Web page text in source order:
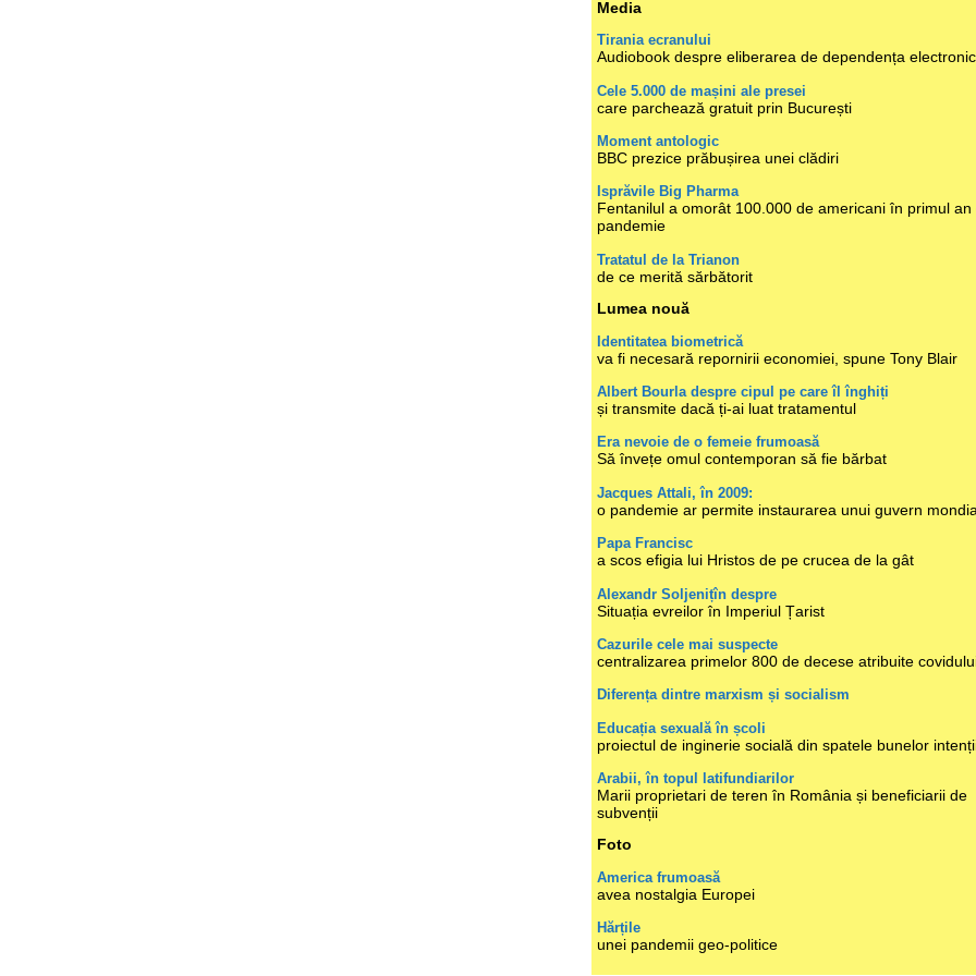
Media
Tirania ecranului
Audiobook despre eliberarea de dependența
Cele 5.000 de mașini ale presei
care parchează gratuit prin București
Moment antologic
BBC prezice prăbușirea unei clădiri
Isprăvile Big Pharma
Fentanilul a omorât 100.000 de americani în primul an
pandemie
Tratatul de la Trianon
de ce merită sărbătorit
Lumea nouă
Identitatea biometrică
va fi necesară repornirii economiei, spune Tony Blair
Albert Bourla despre cipul pe care îl înghiți
și transmite dacă ți-ai luat tratamentul
Era nevoie de o femeie frumoasă
Să învețe omul contemporan să fie bărbat
Jacques Attali, în 2009:
o pandemie ar permite instaurarea unui guvern
Papa Francisc
a scos efigia lui Hristos de pe crucea de la gât
Alexandr Soljenițîn despre
Situația evreilor în Imperiul Țarist
Cazurile cele mai suspecte
centralizarea primelor 800 de decese atribuite
Diferența dintre marxism și socialism
Educația sexuală în școli
proiectul de inginerie socială din spatele bunelor
Arabii, în topul latifundiarilor
Marii proprietari de teren în România și beneficiarii de
subvenții
Foto
America frumoasă
avea nostalgia Europei
Hărțile
unei pandemii geo-politice